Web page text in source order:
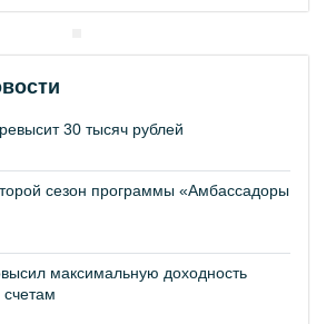
30 тысяч рублей
сезон программы «Амбассадоры
максимальную доходность